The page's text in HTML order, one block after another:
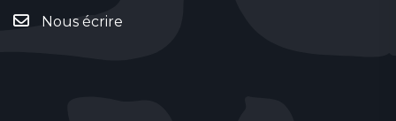
Nous écrire